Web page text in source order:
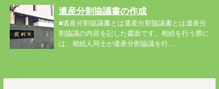
遺産分割協議書の作成
■遺産分割協議書とは遺産分割協議書とは遺産分
割協議の内容を記した書面です。相続を行う際に
は、相続人同士が遺産分割協議を行...